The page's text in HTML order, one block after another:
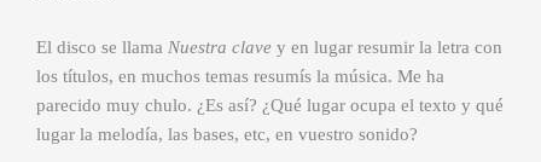
El disco se llama Nuestra clave y en lugar resumir la letra con
los títulos, en muchos temas resumís la música. Me ha
parecido muy chulo. ¿Es así? ¿Qué lugar ocupa el texto y qué
lugar la melodía, las bases, etc, en vuestro sonido?